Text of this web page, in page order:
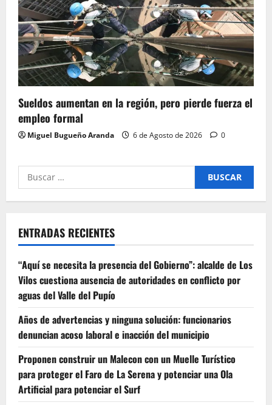
Sueldos aumentan en la región, pero pierde fuerza el
empleo formal
Miguel Bugueño Aranda 6 de Agosto de 2026 0
Buscar
por:
ENTRADAS RECIENTES
“Aquí se necesita la presencia del Gobierno”: alcalde de Los
Vilos cuestiona ausencia de autoridades en conflicto por
aguas del Valle del Pupío
Años de advertencias y ninguna solución: funcionarios
denuncian acoso laboral e inacción del municipio
Proponen construir un Malecon con un Muelle Turístico
para proteger el Faro de La Serena y potenciar una Ola
Artificial para potenciar el Surf